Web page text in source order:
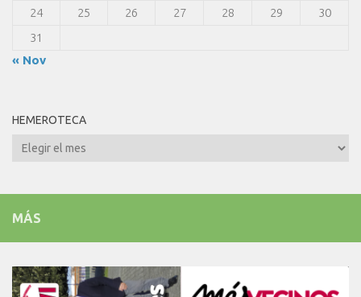
24
25 26 27 28 29
30
31
« Nov
HEMEROTECA
Hemeroteca
MÁS